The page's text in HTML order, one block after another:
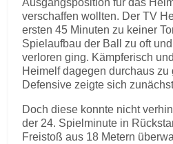
Ausgangsposition für das
verschaffen wollten. Der TV
ersten 45 Minuten zu keiner
Spielaufbau der Ball zu oft
verloren ging. Kämpferisch
Heimelf dagegen durchaus zu
Defensive zeigte sich
Doch diese konnte nicht
der 24. Spielminute in
Freistoß aus 18 Metern